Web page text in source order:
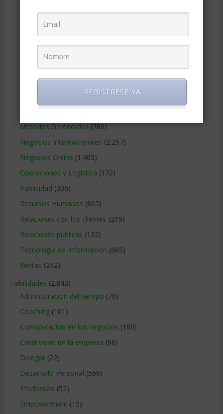
Finanzas Corporativas(748)
(125)
Métodos Gerenciales (280)
Negocios Internacionales (2.257)
Negocios Online (1.405)
Operaciones y Logística (172)
Publicidad (306)
Recursos Humanos (865)
Relaciones con los clientes (219)
Relaciones publicas (132)
Tecnologia de Informacion (665)
Ventas (242)
Habilidades (2.843)
Administracion del tiempo (70)
Coaching(101)
Comunicacion en los negocios (180)
Creatividad en la empresa (96)
Delegar(22)
Desarrollo Personal (566)
Efectividad (52)
Empowerment (15)
REGISTRESE YA